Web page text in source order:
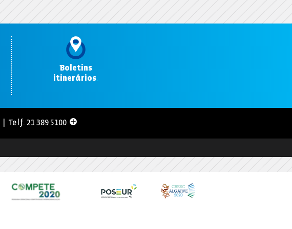
Boletins
itinerários.
| Telf. 21 389 5100